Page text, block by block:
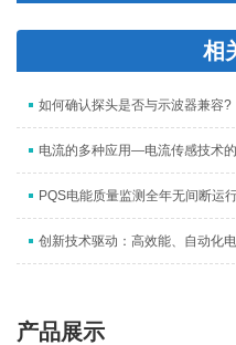
相
如何确认探头是否与示波器兼容?
电流的多种应用—电流传感技术
PQS电能质量监测全年无间断运
创新技术驱动：高效能、自动化
产品展示